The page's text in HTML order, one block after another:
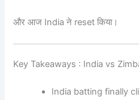
और आज India ने reset किया।
Key Takeaways : India vs
India batting finally